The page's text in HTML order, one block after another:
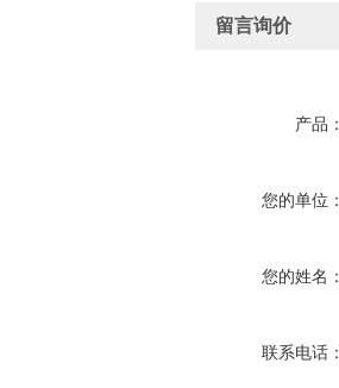
留言询价
产品：
您的单位：
您的姓名：
联系电话：